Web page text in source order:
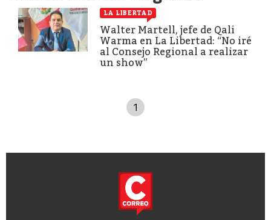
LA LIBERTAD
Walter Martell, jefe de Qali
Warma en La Libertad: “No iré
al Consejo Regional a realizar
un show”
1